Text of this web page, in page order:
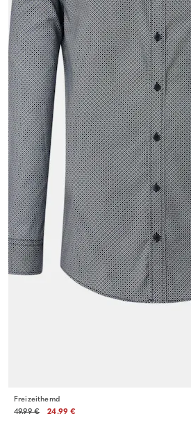
Freizeithemd
49.99 €
24.99 €